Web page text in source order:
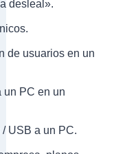
desleal».
de usuarios en un
un PC en un
USB a un PC.